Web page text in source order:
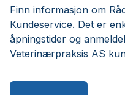
Finn informasjon om
Kundeservice. Det er
åpningstider og
Veterinærpraksis AS